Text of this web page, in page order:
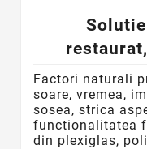
Factori naturali
soare, vremea,
sosea, strica
functionalitatea
din plexiglas,